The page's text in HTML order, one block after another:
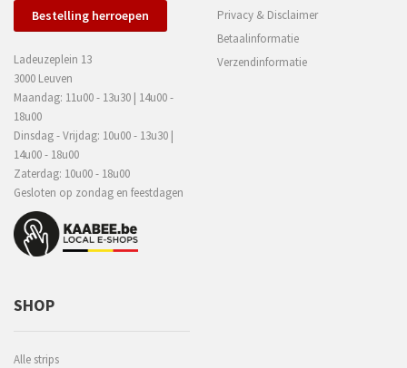
Bestelling herroepen
Ladeuzeplein 13
3000 Leuven
Maandag: 11u00 - 13u30 | 14u00 -
18u00
Dinsdag - Vrijdag: 10u00 - 13u30 |
14u00 - 18u00
Zaterdag: 10u00 - 18u00
Gesloten op zondag en feestdagen
Privacy & Disclaimer
Betaalinformatie
Verzendinformatie
SHOP
Alle strips